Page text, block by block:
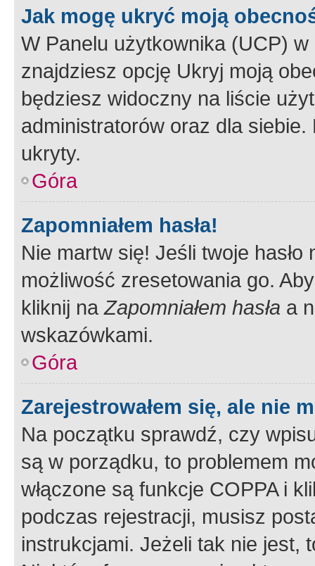
Jak mogę ukryć moją
W Panelu użytkownika (UCP) w
znajdziesz opcję Ukryj moją
będziesz widoczny na liście
administratorów oraz dla
ukryty.
Góra
Zapomniałem hasła!
Nie martw się! Jeśli twoje
możliwość zresetowania go.
kliknij naZapomniałem hasła a
wskazówkami.
Góra
Zarejestrowałem się, ale nie
Na początku sprawdź, czy
są w porządku, to problemem
włączone są funkcje COPPA i
podczas rejestracji, musisz
instrukcjami. Jeżeli tak nie jest,